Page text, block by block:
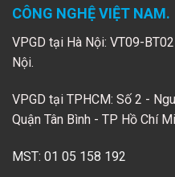
CÔNG NGHỆ VIỆT NAM.
VPGD tại Hà Nội: VT09-
Nội.
VPGD tại TPHCM: Số 2 -
Quận Tân Bình - TP Hồ Chí
MST: 01 05 158 192